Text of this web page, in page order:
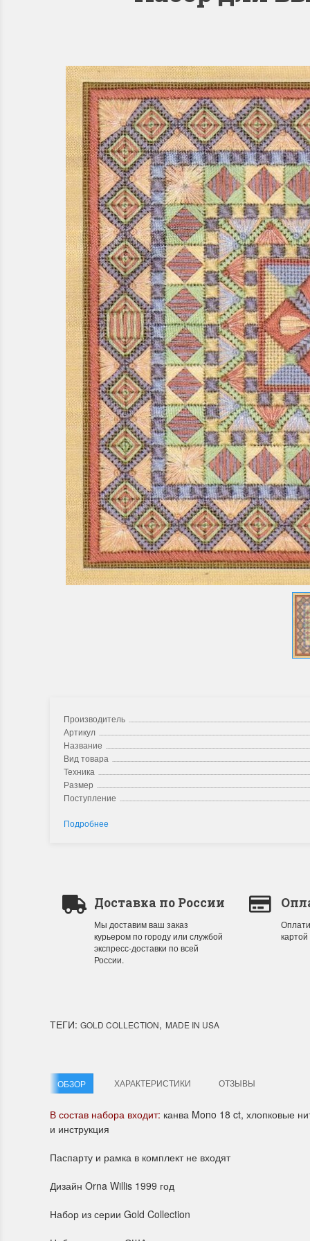
1 июня 2024 11:29
Производитель
Артикул
Название
Вид товара
Техника
Размер
Поступление
Подробнее
Доставка по России
Мы доставим ваш заказ
курьером по городу или службой
экспресс-доставки по всей
России.
ТЕГИ: GOLD COLLECTION, MADE IN USA
ОБЗОР ХАРАКТЕРИСТИКИ ОТЗЫВЫ
В состав набора входит: канва Mono 18 ct, хлопковые
и инструкция
Паспарту и рамка в комплект не входят
Дизайн Orna Willis 1999 год
Набор из серии Gold Collection